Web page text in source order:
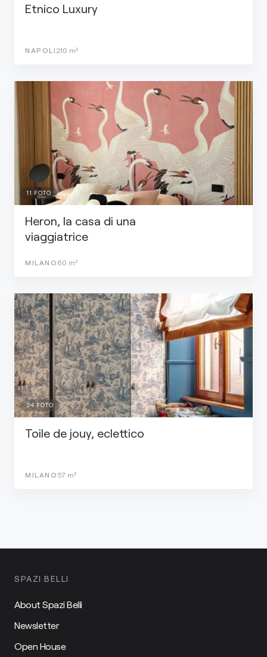
Etnico Luxury
NAPOLI 210 m²
11 FOTO
Heron, la casa di una
viaggiatrice
MILANO 60 m²
24 FOTO
Toile de jouy, eclettico
MILANO 57 m²
SPAZI BELLI
About Spazi Belli
Newsletter
Open House